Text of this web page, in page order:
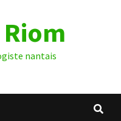
nantais